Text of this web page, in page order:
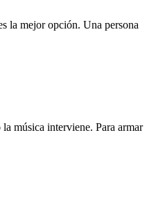
la mejor opción. Una persona
música interviene. Para armar